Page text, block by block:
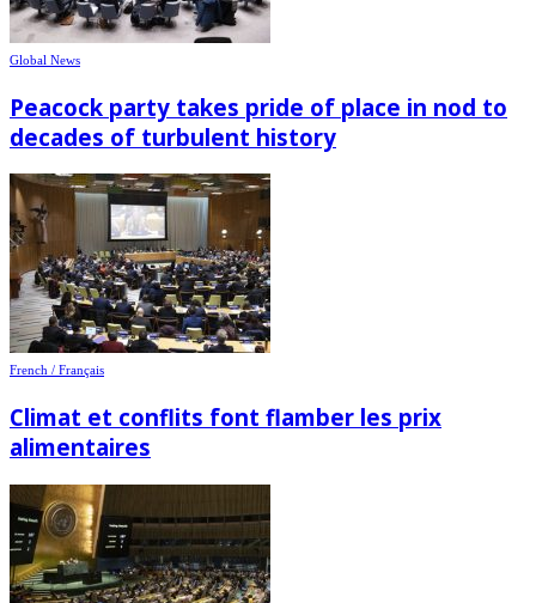
Global News
Peacock party takes pride of place in nod to
decades of turbulent history
French / Français
Climat et conflits font flamber les prix
alimentaires